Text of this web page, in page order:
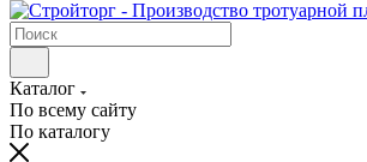
Каталог
По всему сайту
По каталогу